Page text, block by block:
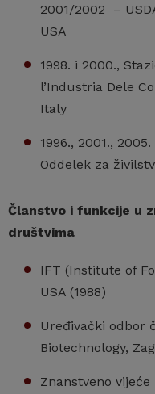
2001/2002 –
USA
1998. i 2000.,
l’Industria Dele
Italy
1996., 2001.,
Oddelek za
Članstvo i funkcije u
društvima
IFT (Institute of
USA (1988)
Uređivački odbor
Biotechnology,
Znanstveno